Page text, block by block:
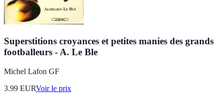
Superstitions croyances et petites manies des grands
footballeurs - A. Le Ble
Michel Lafon GF
3.99 EURVoir le prix